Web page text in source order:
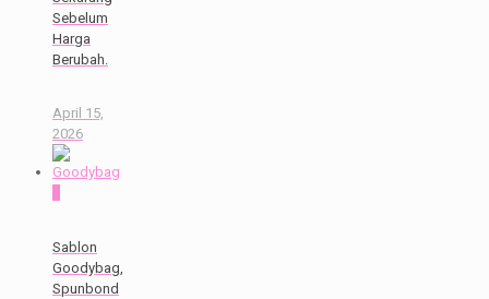
Sebelum
Harga
Berubah.
April 15,
2026
Sablon
Goodybag,
Spunbond